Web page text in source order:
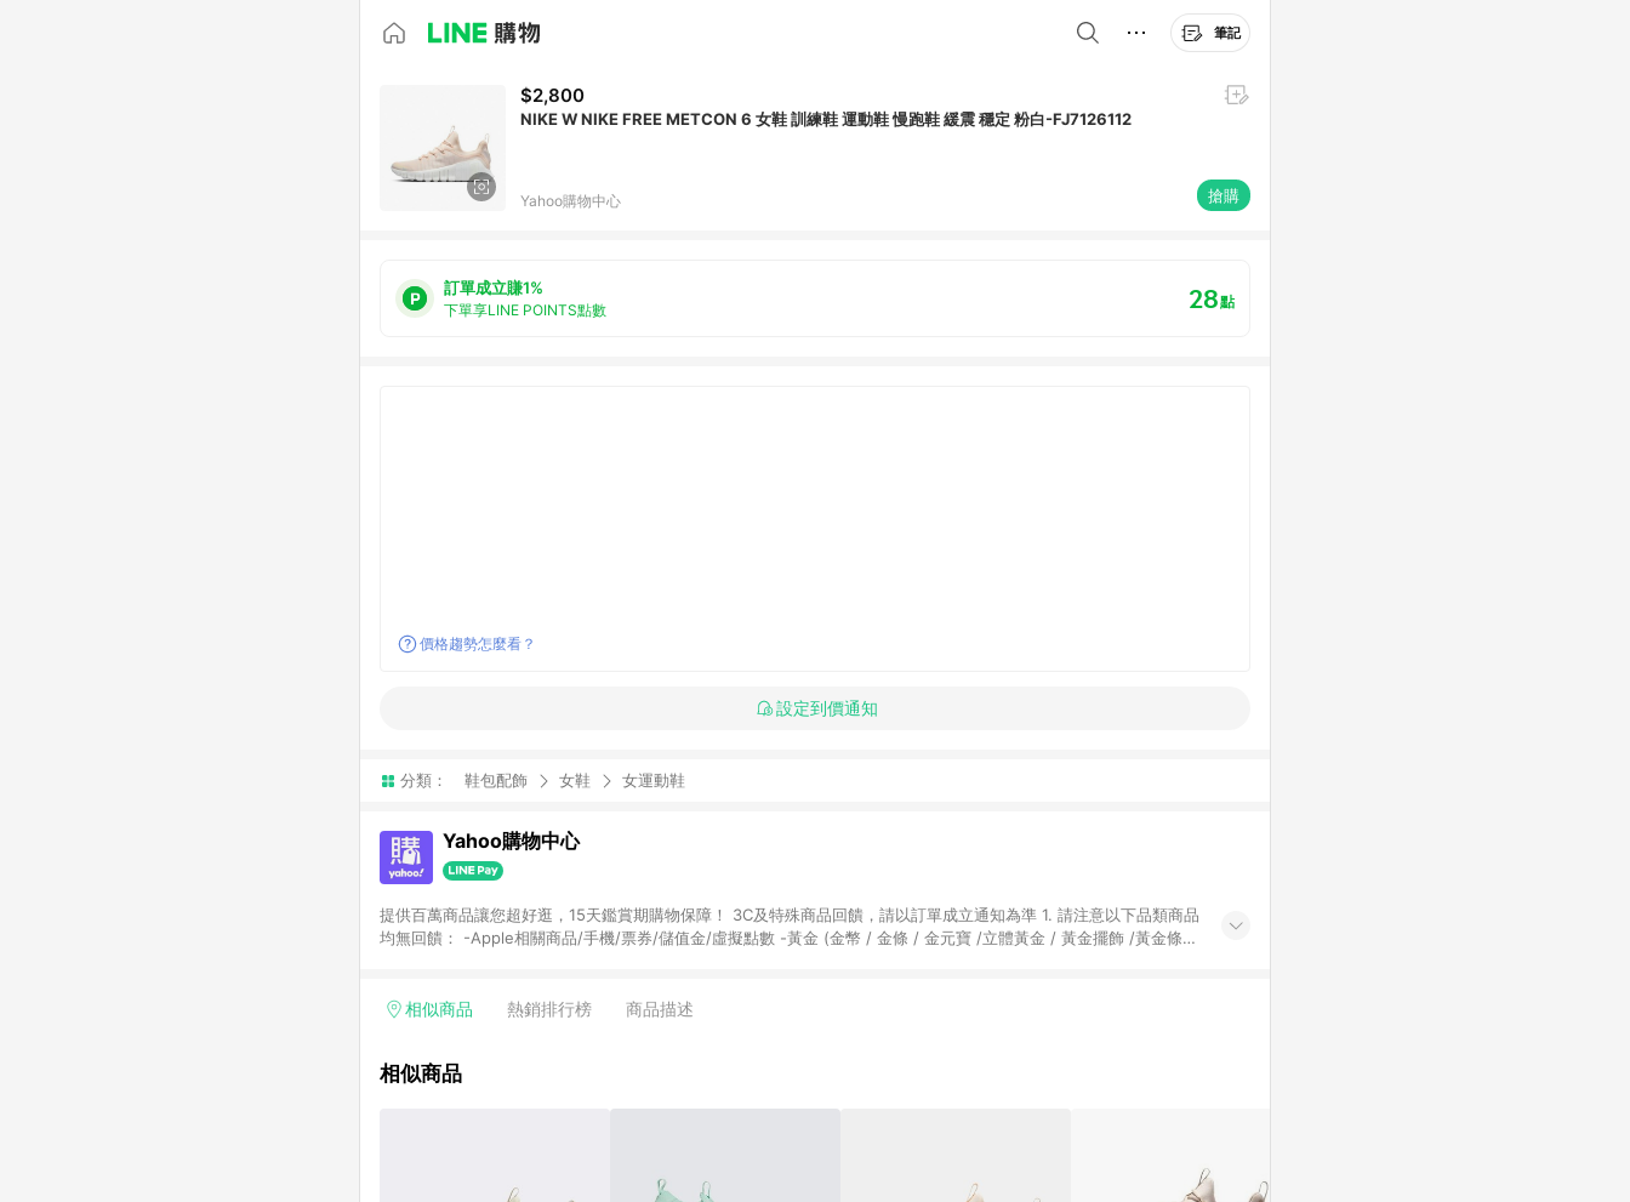
筆記
$2,800
NIKE W NIKE FREE METCON 6 女鞋 訓練鞋 運動鞋 慢跑鞋 緩震 穩定 粉白-FJ7126112
Yahoo購物中心 搶購
訂單成立賺1%
下單享LINE POINTS點數 28點
價格趨勢怎麼看？
設定到價通知
分類： 鞋包配飾 女鞋 女運動鞋
Yahoo購物中心
提供百萬商品讓您超好逛，15天鑑賞期購物保障！ 3C及特殊商品回饋，請以訂單成立通知為準 1. 請注意以下品類商品
均無回饋： -Apple相關商品/手機/票券/儲值金/虛擬點數 -黃金 (金幣 / 金條 / 金元寶 /立體黃金 / 黃金擺飾 /黃金條
Yahoo超贈點回饋者 - 購物中心商店之商品：商品賣場中有標示「商店」及顯示商店名稱者(指定活動店家除外) 3. 訂
相似商品 熱銷排行榜 商品描述
相似商品